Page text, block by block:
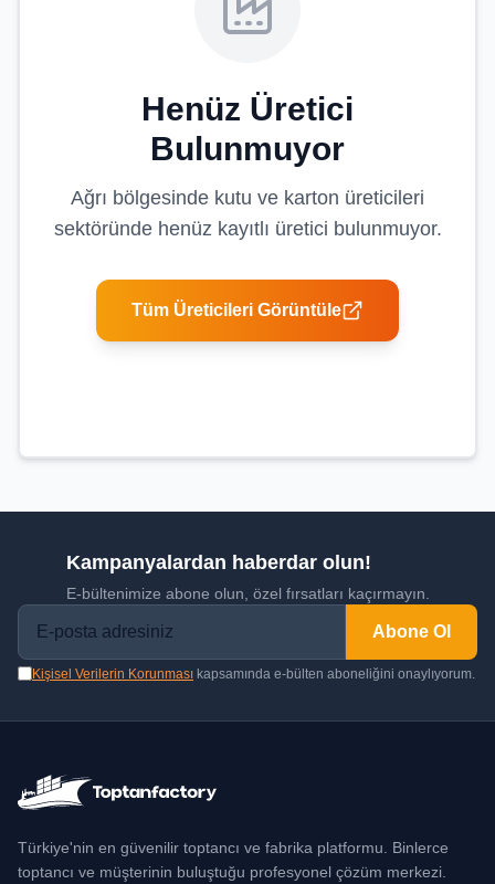
Henüz Üretici
Bulunmuyor
Ağrı bölgesinde kutu ve karton üreticileri
sektöründe henüz kayıtlı üretici bulunmuyor.
Tüm Üreticileri Görüntüle
Kampanyalardan haberdar olun!
E-bültenimize abone olun, özel fırsatları kaçırmayın.
Abone Ol
Kişisel Verilerin Korunması kapsamında e-bülten aboneliğini onaylıyorum.
Türkiye'nin en güvenilir toptancı ve fabrika platformu. Binlerce
toptancı ve müşterinin buluştuğu profesyonel çözüm merkezi.